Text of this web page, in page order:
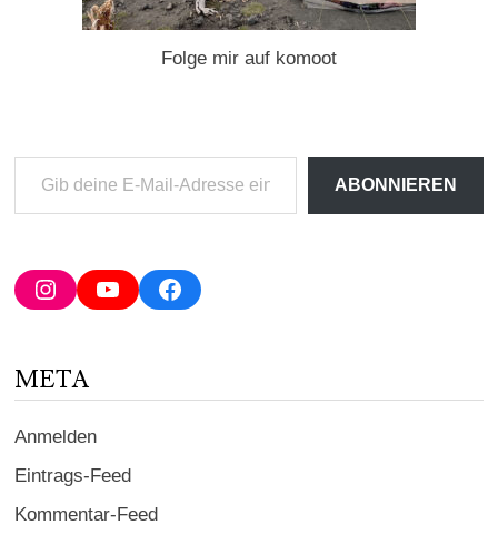
Folge mir auf komoot
deine
Adresse
ein ...
ABONNIEREN
InstagramYouTubeFacebook
META
Anmelden
Eintrags-Feed
Kommentar-Feed